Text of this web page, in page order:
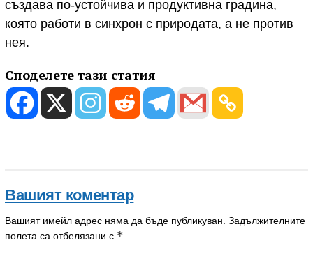
създава по-устойчива и продуктивна градина,
която работи в синхрон с природата, а не против
нея.
Споделете тази статия
Вашият коментар
Вашият имейл адрес няма да бъде публикуван. Задължителните
полета са отбелязани с *